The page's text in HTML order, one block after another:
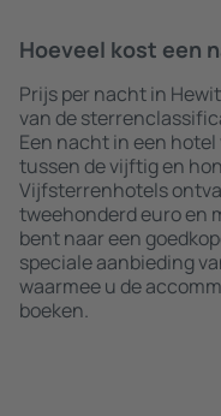
Hoeveel kost een
Prijs per nacht in
van de
Een nacht in een
tussen de vijftig en
Vijfsterrenhotels
tweehonderd euro en
bent naar een
speciale aanbieding
waarmee u de
boeken.